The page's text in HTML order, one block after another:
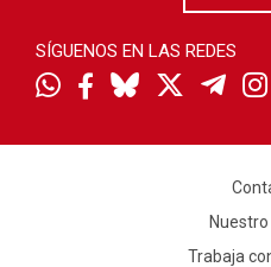
SÍGUENOS EN LAS REDES
Trabaja